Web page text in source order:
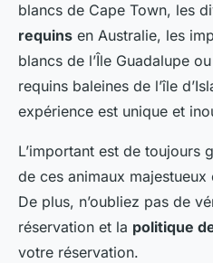
blancs de Cape Town, les
requins en Australie, les
blancs de l’Île Guadalupe
requins baleines de l’île
expérience est unique et
L’important est de toujours
de ces animaux
De plus, n’oubliez pas de
réservation et la politique
votre réservation.